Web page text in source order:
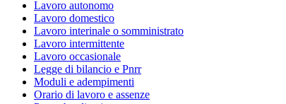
Lavoro autonomo
Lavoro domestico
Lavoro interinale o somministrato
Lavoro intermittente
Lavoro occasionale
Legge di bilancio e Pnrr
Moduli e adempimenti
Orario di lavoro e assenze